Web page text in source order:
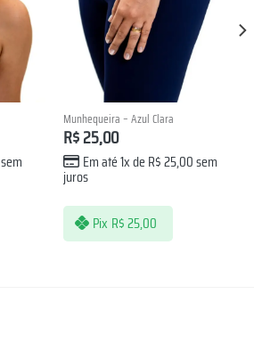
sem
Munhequeira – Azul Clara
R$25,00
Em até 1x de R$25,00sem
juros
Pix R$25,00